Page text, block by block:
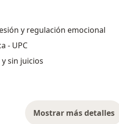
y regulación emocional
- UPC
sin juicios
Mostrar más detalles
sobre la